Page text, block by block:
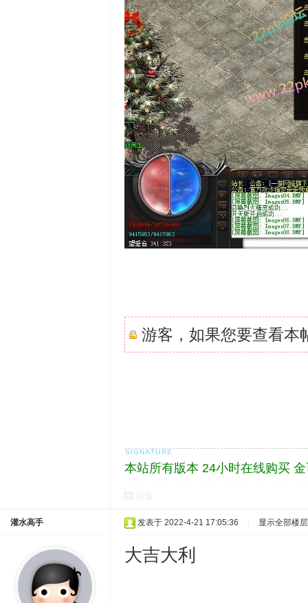
游客，如果您要查看本
本站所有版本 24小时在线购买
灌水高手 发表于 2022-4-21 17:05:36 显示全部楼层
大吉大利